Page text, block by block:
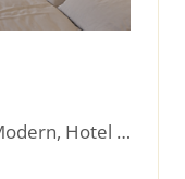
Scandinavisch, Japandi, Modern, Hotel Chique, Minimalistich